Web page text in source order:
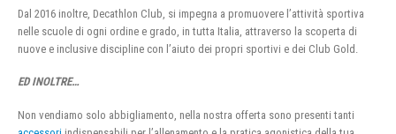
Dal 2016 inoltre, Decathlon Club, si impegna a promuovere l’attività sportiva
nelle scuole di ogni ordine e grado, in tutta Italia, attraverso la scoperta di
nuove e inclusive discipline con l’aiuto dei propri sportivi e dei Club Gold.
ED INOLTRE…
Non vendiamo solo abbigliamento, nella nostra offerta sono presenti tanti